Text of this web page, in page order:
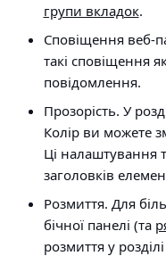
групи вкладок.
Сповіщення веб-
такі сповіщення
повідомлення.
Прозорість. У
Колірви можете
Ці налаштування
заголовків
Розмиття. Для
бічної панелі (та
розмиття у розділі